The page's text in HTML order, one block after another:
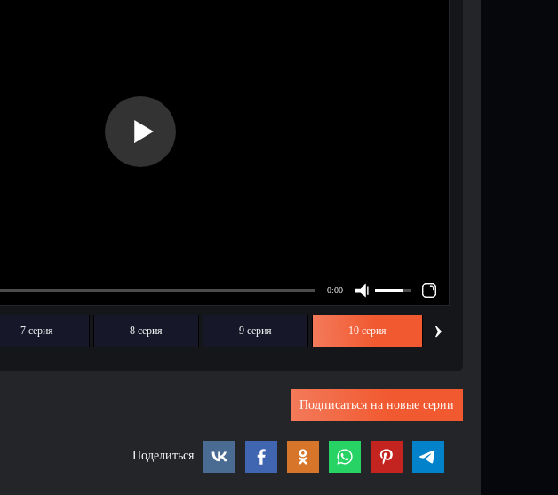
7 серия 8 серия 9 серия 10 серия ›
Подписаться на новые серии
Поделиться